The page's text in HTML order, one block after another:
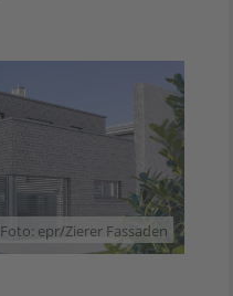
Foto: epr/Zierer Fassaden